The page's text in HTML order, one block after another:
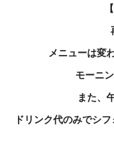
メニューは変
モーニ
また、
ドリンク代のみでシ